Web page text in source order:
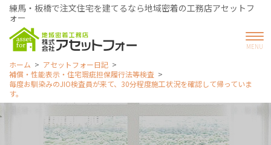
練馬・板橋で注文住宅を建てるなら地域密着の工務店アセットフ
ォー
ホーム
アセットフォー日記
補償・性能表示・住宅瑕疵担保履行法等検査
毎度お馴染みのJIO検査員が来て、30分程度施工状況を確認して帰っていま
す。